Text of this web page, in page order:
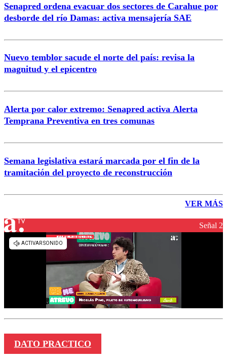
Senapred ordena evacuar dos sectores de Carahue por
desborde del río Damas: activa mensajería SAE
Nuevo temblor sacude el norte del país: revisa la
magnitud y el epicentro
Alerta por calor extremo: Senapred activa Alerta
Temprana Preventiva en tres comunas
Semana legislativa estará marcada por el fin de la
tramitación del proyecto de reconstrucción
VER MÁS
Señal 2
DATO PRACTICO